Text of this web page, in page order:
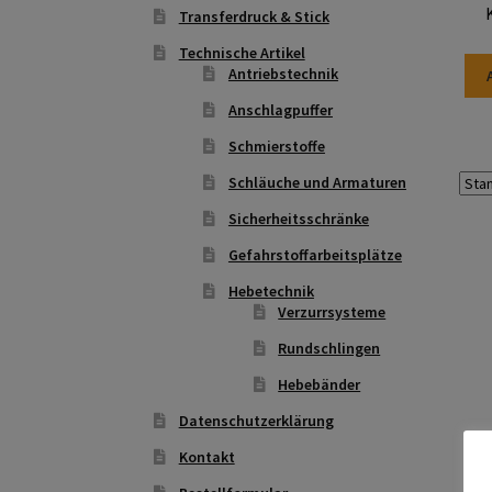
Transferdruck & Stick
Technische Artikel
Antriebstechnik
Anschlagpuffer
Schmierstoffe
Schläuche und Armaturen
Sicherheitsschränke
Gefahrstoffarbeitsplätze
Hebetechnik
Verzurrsysteme
Rundschlingen
Hebebänder
Datenschutzerklärung
Kontakt